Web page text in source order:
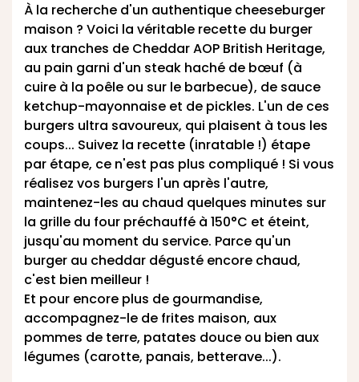
À la recherche d'un authentique cheeseburger
maison ? Voici la véritable recette du burger
aux tranches de Cheddar AOP British Heritage,
au pain garni d'un steak haché de bœuf (à
cuire à la poêle ou sur le barbecue), de sauce
ketchup-mayonnaise et de pickles. L'un de ces
burgers ultra savoureux, qui plaisent à tous les
coups... Suivez la recette (inratable !) étape
par étape, ce n'est pas plus compliqué ! Si vous
réalisez vos burgers l'un après l'autre,
maintenez-les au chaud quelques minutes sur
la grille du four préchauffé à 150°C et éteint,
jusqu'au moment du service. Parce qu'un
burger au cheddar dégusté encore chaud,
c'est bien meilleur !
Et pour encore plus de gourmandise,
accompagnez-le de frites maison, aux
pommes de terre, patates douce ou bien aux
légumes (carotte, panais, betterave...).